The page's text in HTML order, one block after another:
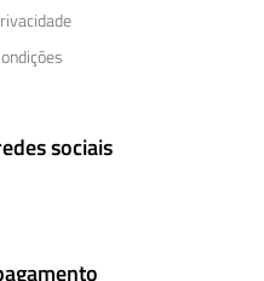
sociais